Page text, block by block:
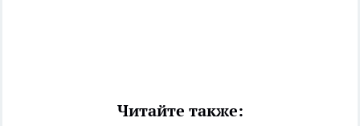
Читайте также: